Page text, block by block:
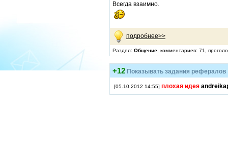
Всегда взаимно.
подробнее>>
Раздел: Общение , комментариев: 71,
+12 Показывать задания рефералов
[05.10.2012 14:55] плохая идея